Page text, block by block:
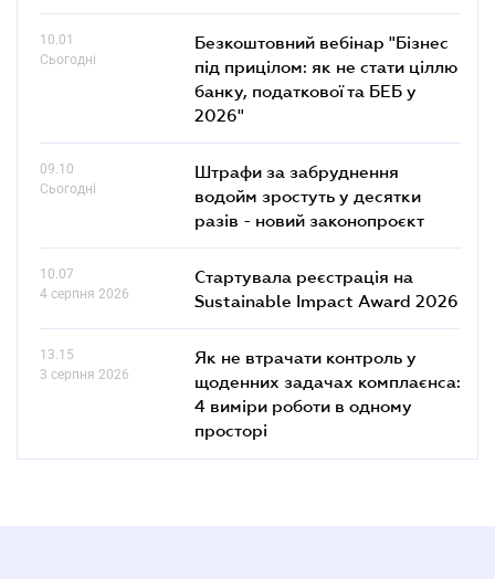
10.01
Сьогодні
Безкоштовний вебінар "Бізнес
під прицілом: як не стати ціллю
банку, податкової та БЕБ у
2026"
09.10
Сьогодні
Штрафи за забруднення
водойм зростуть у десятки
разів - новий законопроєкт
10.07
4 серпня 2026
Стартувала реєстрація на
Sustainable Impact Award 2026
13.15
3 серпня 2026
Як не втрачати контроль у
щоденних задачах комплаєнса:
4 виміри роботи в одному
просторі